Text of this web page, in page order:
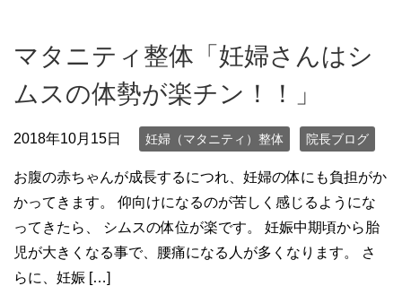
マタニティ整体「妊婦さんはシ
ムスの体勢が楽チン！！」
2018年10月15日 妊婦（マタニティ）整体 院長ブログ
お腹の赤ちゃんが成長するにつれ、妊婦の体にも負担がか
かってきます。 仰向けになるのが苦しく感じるようにな
ってきたら、 シムスの体位が楽です。 妊娠中期頃から胎
児が大きくなる事で、腰痛になる人が多くなります。 さ
らに、妊娠 […]